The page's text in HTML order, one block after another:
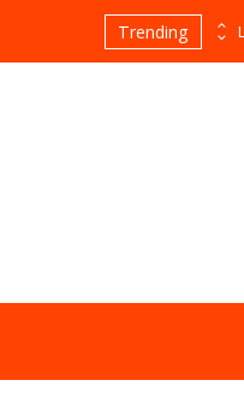
Trending Las empresas que alcanzaron los picos más altos en valor bursátil histórico